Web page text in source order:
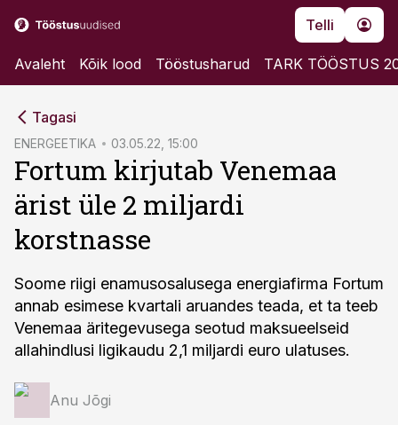
Telli
Avaleht Kõik lood Tööstusharud TARK TÖÖSTUS
Tagasi
ENERGEETIKA 03.05.22, 15:00
Fortum kirjutab Venemaa
ärist üle 2 miljardi
korstnasse
Soome riigi enamusosalusega energiafirma Fortum
annab esimese kvartali aruandes teada, et ta teeb
Venemaa äritegevusega seotud maksueelseid
allahindlusi ligikaudu 2,1 miljardi euro ulatuses.
Anu Jõgi